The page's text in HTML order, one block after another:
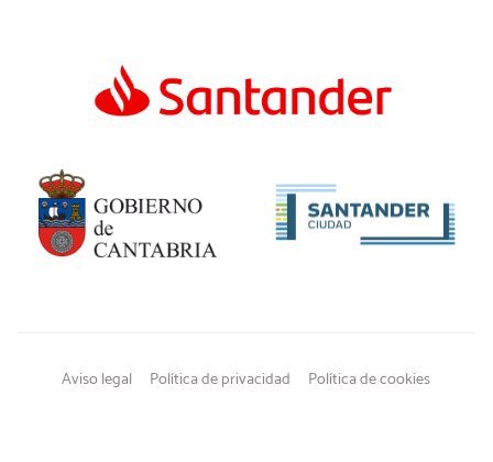
Aviso legal Política de privacidad Política de cookies